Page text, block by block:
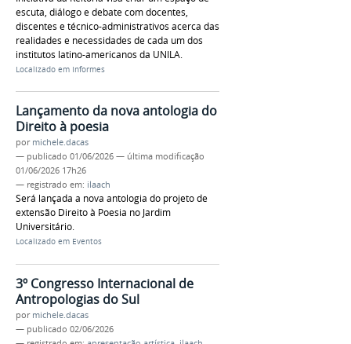
escuta, diálogo e debate com docentes,
discentes e técnico-administrativos acerca das
realidades e necessidades de cada um dos
institutos latino-americanos da UNILA.
Localizado em Informes
Lançamento da nova antologia do
Direito à poesia
por michele.dacas
— publicado 01/06/2026 — última modificação
01/06/2026 17h26
— registrado em: ilaach
Será lançada a nova antologia do projeto de
extensão Direito à Poesia no Jardim
Universitário.
Localizado em Eventos
3º Congresso Internacional de
Antropologias do Sul
por michele.dacas
— publicado 02/06/2026